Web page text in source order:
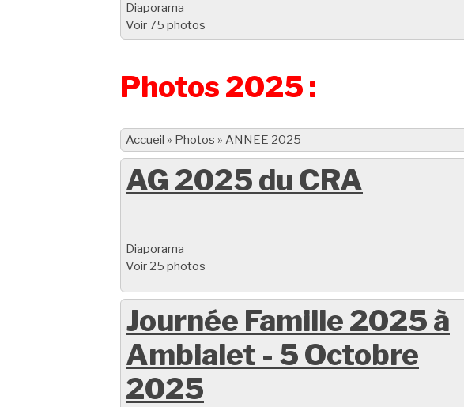
Diaporama
Voir 75 photos
Photos 2025 :
Accueil » Photos » ANNEE 2025
AG 2025 du CRA
Diaporama
Voir 25 photos
Journée Famille 2025 à
Ambialet - 5 Octobre
2025